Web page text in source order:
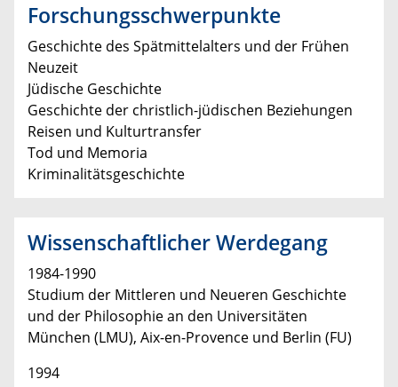
Forschungsschwerpunkte
Geschichte des Spätmittelalters und der Frühen
Neuzeit
Jüdische Geschichte
Geschichte der christlich-jüdischen Beziehungen
Reisen und Kulturtransfer
Tod und Memoria
Kriminalitätsgeschichte
Wissenschaftlicher Werdegang
1984-1990
Studium der Mittleren und Neueren Geschichte
und der Philosophie an den Universitäten
München (LMU), Aix-en-Provence und Berlin (FU)
1994